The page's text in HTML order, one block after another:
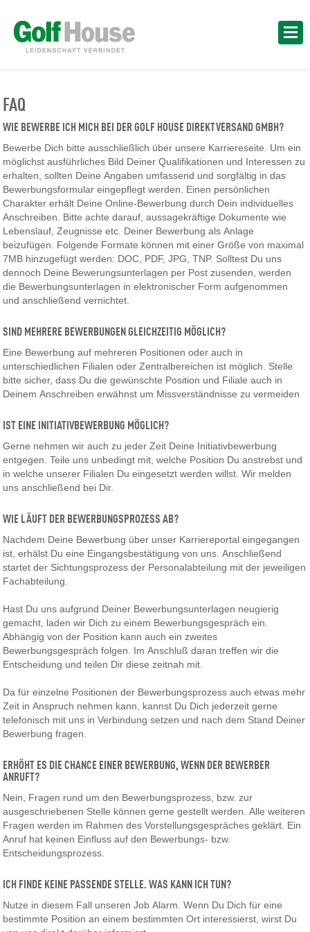
FAQ
WIE BEWERBE ICH MICH BEI DER GOLF HOUSE DIREKTVERSAND GMBH?
Bewerbe Dich bitte ausschließlich über unsere Karriereseite. Um ein
möglichst ausführliches Bild Deiner Qualifikationen und Interessen zu
erhalten, sollten Deine Angaben umfassend und sorgfältig in das
Bewerbungsformular eingepflegt werden. Einen persönlichen
Charakter erhält Deine Online-Bewerbung durch Dein individuelles
Anschreiben. Bitte achte darauf, aussagekräftige Dokumente wie
Lebenslauf, Zeugnisse etc. Deiner Bewerbung als Anlage
beizufügen. Folgende Formate können mit einer Größe von maximal
7MB hinzugefügt werden: DOC, PDF, JPG, TNP. Solltest Du uns
dennoch Deine Bewerungsunterlagen per Post zusenden, werden
die Bewerbungsunterlagen in elektronischer Form aufgenommen
und anschließend vernichtet.
SIND MEHRERE BEWERBUNGEN GLEICHZEITIG MÖGLICH?
Eine Bewerbung auf mehreren Positionen oder auch in
unterschiedlichen Filialen oder Zentralbereichen ist möglich. Stelle
bitte sicher, dass Du die gewünschte Position und Filiale auch in
Deinem Anschreiben erwähnst um Missverständnisse zu vermeiden
IST EINE INITIATIVBEWERBUNG MÖGLICH?
Gerne nehmen wir auch zu jeder Zeit Deine Initiativbewerbung
entgegen. Teile uns unbedingt mit, welche Position Du anstrebst und
in welche unserer Filialen Du eingesetzt werden willst. Wir melden
uns anschließend bei Dir.
WIE LÄUFT DER BEWERBUNGSPROZESS AB?
Nachdem Deine Bewerbung über unser Karriereportal eingegangen
ist, erhälst Du eine Eingangsbestätigung von uns. Anschließend
startet der Sichtungsprozess der Personalabteilung mit der jeweiligen
Fachabteilung.
Hast Du uns aufgrund Deiner Bewerbungsunterlagen neugierig
gemacht, laden wir Dich zu einem Bewerbungsgespräch ein.
Abhängig von der Position kann auch ein zweites
Bewerbungsgespräch folgen. Im Anschluß daran treffen wir die
Entscheidung und teilen Dir diese zeitnah mit.
Da für einzelne Positionen der Bewerbungsprozess auch etwas mehr
Zeit in Anspruch nehmen kann, kannst Du Dich jederzeit gerne
telefonisch mit uns in Verbindung setzen und nach dem Stand Deiner
Bewerbung fragen.
ERHÖHT ES DIE CHANCE EINER BEWERBUNG, WENN DER BEWERBER
ANRUFT?
Nein, Fragen rund um den Bewerbungsprozess, bzw. zur
ausgeschriebenen Stelle können gerne gestellt werden. Alle weiteren
Fragen werden im Rahmen des Vorstellungsgespräches geklärt. Ein
Anruf hat keinen Einfluss auf den Bewerbungs- bzw.
Entscheidungsprozess.
ICH FINDE KEINE PASSENDE STELLE. WAS KANN ICH TUN?
Nutze in diesem Fall unseren Job Alarm. Wenn Du Dich für eine
bestimmte Position an einem bestimmten Ort interessierst, wirst Du